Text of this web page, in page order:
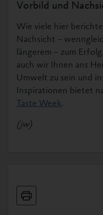
Vorbild und
Wie viele hier
Nachsicht –
längerem – zum
auch wir Ihnen ans
Umwelt zu sein und
Inspirationen bietet
Taste Week.
(jw)